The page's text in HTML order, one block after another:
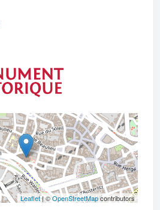
Leaflet| ©OpenStreetMapcontributors